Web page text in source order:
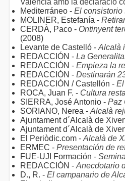
Valencià amb la declaració
Mediterráneo - El consistorio
MOLINER, Estefanía -
CERDÀ, Paco - Ontinyent
(2008)
Levante de Castelló - Alcalà
REDACCIÓN - La
REDACCIÓN - Empieza la
REDACCIÓN - Destinarán
REDACCIÓN / Castellón - El
ROCA, Juan F. - Cultura
SIERRA, José Antonio - Paz
SORIANO, Nerea - Alcalà
Ajuntament d´Alcalà de
Ajuntament d´Alcalà de
El Periòdic.com - Alcalà de
ERMEC - Presentación de
FUE-UJI Formación -
REDACCIÓN - Anecdotario
D., R. - El campanario de